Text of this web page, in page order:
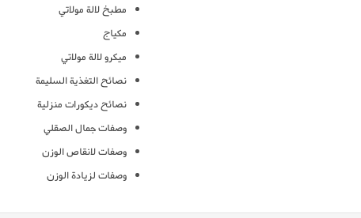
مطبخ لالة مولاتي
مكياج
ميكرو لالة مولاتي
نصائح التغذية السليمة
نصائح ديكورات منزلية
وصفات جمال الصقلي
وصفات لانقاص الوزن
وصفات لزيادة الوزن